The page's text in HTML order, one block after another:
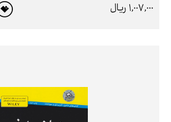
1,007,000 ريال